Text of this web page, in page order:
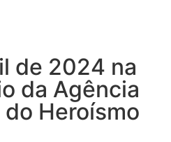
de 2024 na
da Agência
Heroísmo